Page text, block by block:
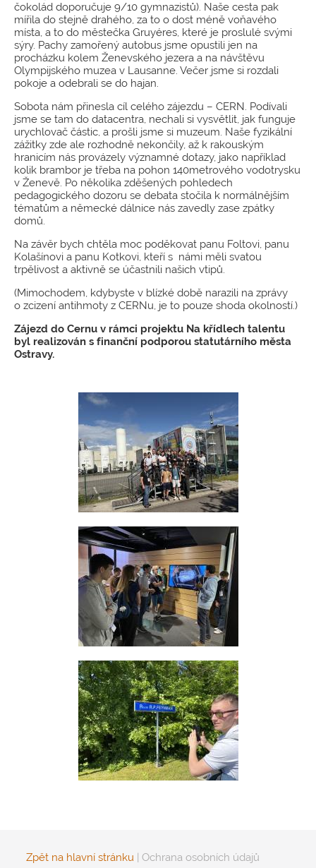
čokolád doporučuje 9/10 gymnazistů). Naše cesta pak
mířila do stejně drahého, za to o dost méně voňavého
místa, a to do městečka Gruyéres, které je proslulé svými
sýry. Pachy zamořený autobus jsme opustili jen na
procházku kolem Ženevského jezera a na návštěvu
Olympijského muzea v Lausanne. Večer jsme si rozdali
pokoje a odebrali se do hajan.
Sobota nám přinesla cíl celého zájezdu – CERN. Podívali
jsme se tam do datacentra, nechali si vysvětlit, jak funguje
urychlovač částic, a prošli jsme si muzeum. Naše fyzikální
zážitky zde ale rozhodně nekončily, až k rakouským
hranicím nás provázely významné dotazy, jako například
kolik brambor je třeba na pohon 140metrového vodotrysku
v Ženevě. Po několika zděšených pohledech
pedagogického dozoru se debata stočila k normálnějším
tématům a německé dálnice nás zavedly zase zpátky
domů.
Na závěr bych chtěla moc poděkovat panu Foltovi, panu
Kolašínovi a panu Kotkovi, kteří s námi měli svatou
trpělivost a aktivně se účastnili našich vtipů.
(Mimochodem, kdybyste v blízké době narazili na zprávy
o zcizení antihmoty z CERNu, je to pouze shoda okolností.)
Zájezd do Cernu v rámci projektu Na křídlech talentu
byl realizován s finanční podporou statutárního města
Ostravy.
Zpět na hlavní stránku | Ochrana osobních údajů